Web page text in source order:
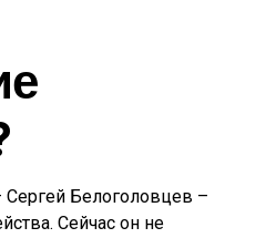
Сергей Белоголовцев –
Сейчас он не